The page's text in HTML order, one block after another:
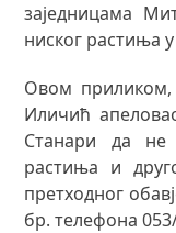
заједницама
ниског растиња
Овом приликом,
Иличић
Станари да
растиња и
претходног
бр. телефона